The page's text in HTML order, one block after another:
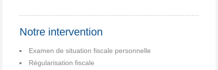
Notre intervention
Examen de situation fiscale personnelle
Régularisation fiscale